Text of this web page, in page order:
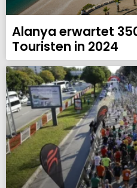
Alanya erwartet
Touristen in 2024